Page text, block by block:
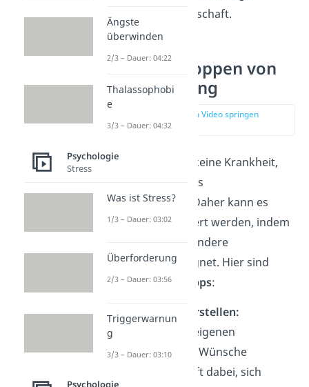
eventuell die Freundschaft.
Tipps zum Stoppen von
People Pleasing
zur Stelle im Video springen
(03:22)
People Pleasing
ist keine Krankheit,
sondern ein erlerntes
Verhaltensmuster
. Daher kann es
relativ leicht verändert werden, indem
man sich neue, gesündere
Gewohnheiten aneignet. Hier sind
einige praktische
Tipps:
Bedürfnisliste erstellen:
Regelmäßig die eigenen
Bedürfnisse und Wünsche
notieren. Das hilft dabei, sich
Ängste
überwinden
2/3 – Dauer: 04:22
Thalassophobi
e
3/3 – Dauer: 04:32
Psychologie
Stress
Was ist Stress?
1/3 – Dauer: 03:02
Überforderung
2/3 – Dauer: 03:56
Triggerwarnun
g
3/3 – Dauer: 03:10
Psychologie